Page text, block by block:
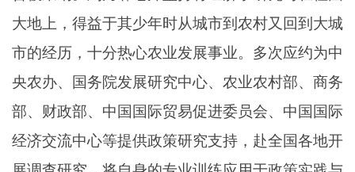
大地上，得益于其少年时从城市到农村又回到大城
市的经历，十分热心农业发展事业。多次应约为中
央农办、
国务院发展研究中心、农业农村部、商务
部、 财政部、 中国国际贸易促进委员会、中国国际
经济交流中心等提供政策研究支持 ，赴全国各地开